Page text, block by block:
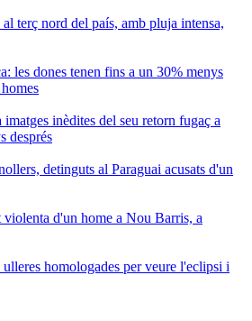
al terç nord del país, amb pluja intensa,
les dones tenen fins a un 30% menys
inèdites del seu retorn fugaç a
després
detinguts al Paraguai acusats d'un
d'un home a Nou Barris, a
ulleres homologades per veure l'eclipsi i